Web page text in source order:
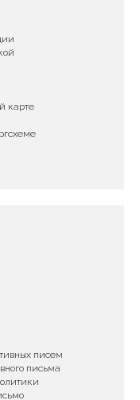
карте
писем
письма